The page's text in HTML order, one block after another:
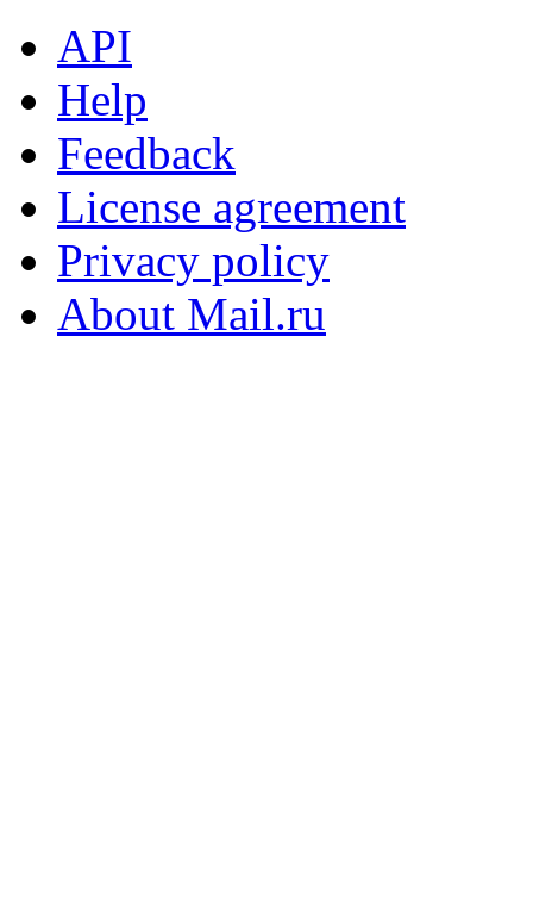
API
Help
Feedback
License agreement
Privacy policy
About Mail.ru